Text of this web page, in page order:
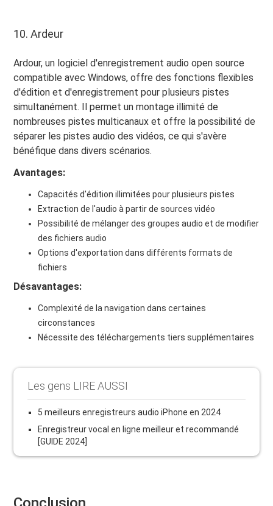
10. Ardeur
Ardour, un logiciel d'enregistrement audio open source
compatible avec Windows, offre des fonctions flexibles
d'édition et d'enregistrement pour plusieurs pistes
simultanément. Il permet un montage illimité de
nombreuses pistes multicanaux et offre la possibilité de
séparer les pistes audio des vidéos, ce qui s'avère
bénéfique dans divers scénarios.
Avantages:
Capacités d'édition illimitées pour plusieurs pistes
Extraction de l'audio à partir de sources vidéo
Possibilité de mélanger des groupes audio et de modifier
des fichiers audio
Options d'exportation dans différents formats de
fichiers
Désavantages:
Complexité de la navigation dans certaines
circonstances
Nécessite des téléchargements tiers supplémentaires
Les gens LIRE AUSSI
5 meilleurs enregistreurs audio iPhone en 2024
Enregistreur vocal en ligne meilleur et recommandé
[GUIDE 2024]